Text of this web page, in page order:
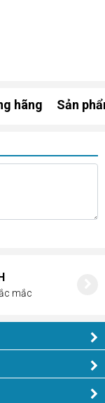
MPRT
hãng Sản
mắc